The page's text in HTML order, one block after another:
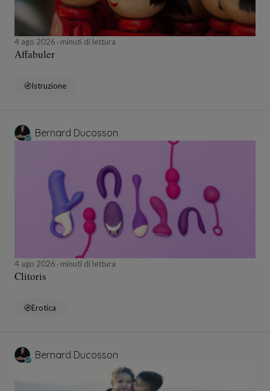
4 ago 2026 minuti di lettura
Affabuler
Istruzione
Bernard Ducosson
4 ago 2026 minuti di lettura
Clitoris
Erotica
Bernard Ducosson